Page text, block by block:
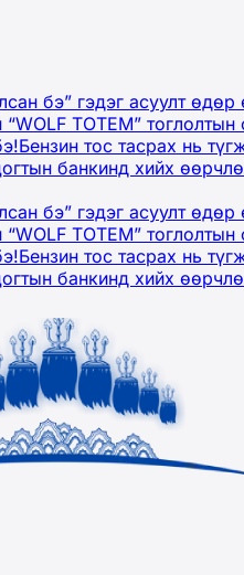
бэ” гэдэг асуулт
“WOLF TOTEM”
Бензин тос тасрах нь
банкинд хийх
бэ” гэдэг асуулт
“WOLF TOTEM”
Бензин тос тасрах нь
банкинд хийх